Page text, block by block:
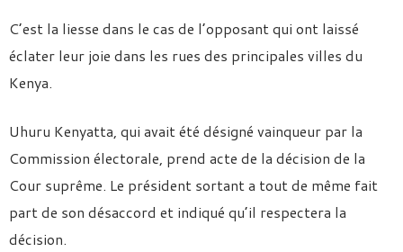
C’est la liesse dans le cas de l’opposant qui ont laissé
éclater leur joie dans les rues des principales villes du
Kenya.
Uhuru Kenyatta, qui avait été désigné vainqueur par la
Commission électorale, prend acte de la décision de la
Cour suprême. Le président sortant a tout de même fait
part de son désaccord et indiqué qu’il respectera la
décision.